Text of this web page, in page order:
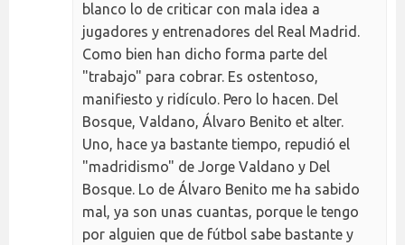
blanco lo de criticar con mala idea a
jugadores y entrenadores del Real Madrid.
Como bien han dicho forma parte del
"trabajo" para cobrar. Es ostentoso,
manifiesto y ridículo. Pero lo hacen. Del
Bosque, Valdano, Álvaro Benito et alter.
Uno, hace ya bastante tiempo, repudió el
"madridismo" de Jorge Valdano y Del
Bosque. Lo de Álvaro Benito me ha sabido
mal, ya son unas cuantas, porque le tengo
por alguien que de fútbol sabe bastante y